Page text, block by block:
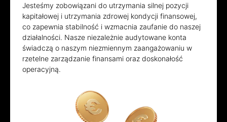
Jesteśmy zobowiązani do utrzymania silnej pozycji
kapitałowej i utrzymania zdrowej kondycji finansowej,
co zapewnia stabilność i wzmacnia zaufanie do naszej
działalności. Nasze niezależnie audytowane konta
świadczą o naszym niezmiennym zaangażowaniu w
rzetelne zarządzanie finansami oraz doskonałość
operacyjną.